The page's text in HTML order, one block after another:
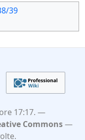
39
17:17.
Commons